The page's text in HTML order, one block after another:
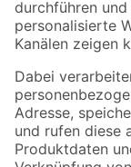
Folge uns
Zahlungsarten